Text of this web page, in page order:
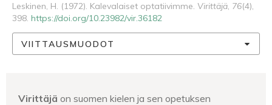
Leskinen, H. (1972). Kalevalaiset optatiivimme. Virittäjä, 76(4),
398. https://doi.org/10.23982/vir.36182
VIITTAUSMUODOT
Virittäjä on suomen kielen ja sen opetuksen